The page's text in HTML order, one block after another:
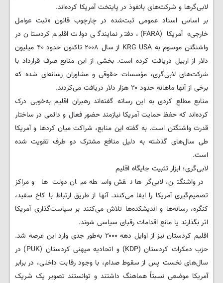
لابی‌گرها و شرکت‌های بانفوذ در پایتخت آمریکا کرده‌اند.
بر اساس اسناد عمومی ثبت‌شده در چارچوب قانون «ثبت عوامل
خارجی» آمریکا (FARA)، دفتر نمایندگی دولت اقلیم کردستان در
واشنگتن موسوم به KRG USA از سال ۲۰۰۸ تاکنون حدود ۴۰ میلیون
دلار از اربیل دریافت کرده است. بخشی از این منابع صرف قرارداد با
شرکت‌های لابی‌گری، مؤسسات حقوقی و مشاوران رسانه‌ای شده که
برخی از آنها ماهانه حدود ۲۰ هزار دلار دریافت می‌کردند.
منابع مطلع کردی به این رسانه گفته‌اند رهبران اقلیم به‌خوبی درک
کرده‌اند که حفظ حمایت آمریکا نیازمند حضور فعال و دائمی در ساختار
قدرت واشنگتن است. به گفته این منابع، شراکت میان کردها و آمریکا
طی سال‌های گذشته به دلیل منافع مشترک دو طرف تقویت شده
است.
لابی‌گری؛ ابزار تثبیت جایگاه اقلیم
در واشنگتن، لابی‌گرها نقش واسطه میان دولت‌ها و مراکز
تصمیم‌گیری آمریکا را ایفا می‌کنند. آنها از طریق ارتباط با کاخ سفید،
کنگره، رسانه‌ها و اندیشکده‌ها تلاش می‌کنند بر سیاست‌گذاری آمریکا
اثر بگذارند یا مانع اقدامات رقبای سیاسی شوند.
اقلیم کردستان نیز از اوایل دهه ۲۰۰۰ به‌طور جدی وارد این عرصه شد.
حزب دمکرات کردستان (KDP) و اتحادیه میهنی کردستان (PUK) در
سال‌های نخست پس از سقوط صدام، با وجود رقابت داخلی، در برابر
آمریکا موضعی نسبتاً هماهنگ داشتند و توانستند تصویر یک شریک